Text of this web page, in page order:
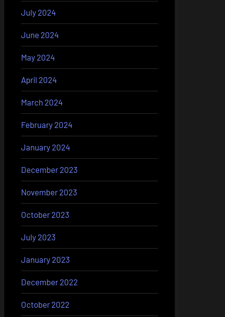
July 2024
June 2024
May 2024
April 2024
March 2024
February 2024
January 2024
December 2023
November 2023
October 2023
July 2023
January 2023
December 2022
October 2022